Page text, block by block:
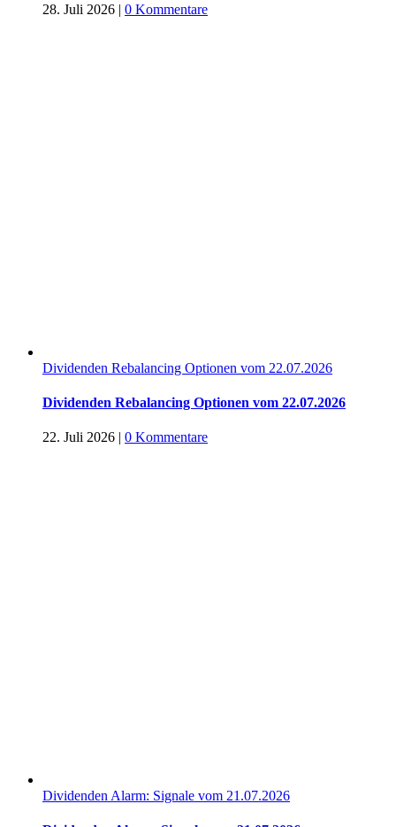
28. Juli 2026 | 0 Kommentare
Dividenden Rebalancing Optionen vom 22.07.2026
Dividenden Rebalancing Optionen vom 22.07.2026
22. Juli 2026 | 0 Kommentare
Dividenden Alarm: Signale vom 21.07.2026